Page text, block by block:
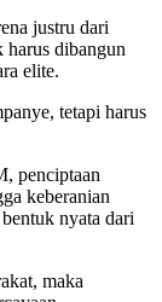
justru dari
dibangun
elite.
tetapi harus
penciptaan
keberanian
nyata dari
maka